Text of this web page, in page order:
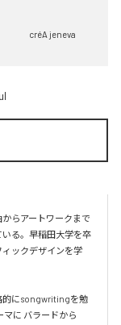
créA jeneva
らアートワークまで
る。早稲田大学を卒
ックデザインを学
的にsongwritingを勉
に バラードから